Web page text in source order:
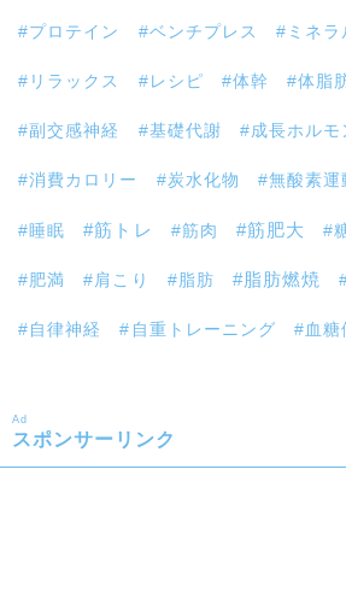
プロテイン ベンチプレス ミネラ
リラックス レシピ 体幹 体脂
副交感神経 基礎代謝 成長ホルモ
消費カロリー 炭水化物 無酸素運
睡眠 筋トレ 筋肉 筋肥大
肥満 肩こり 脂肪 脂肪燃焼
自律神経 自重トレーニング 血糖
Ad
スポンサーリンク